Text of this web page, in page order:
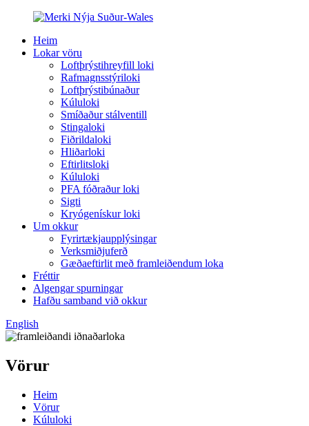
Heim
Lokar vöru
Loftþrýstihreyfill loki
Rafmagnsstýriloki
Loftþrýstibúnaður
Kúluloki
Smíðaður stálventill
Stingaloki
Fiðrildaloki
Hliðarloki
Eftirlitsloki
Kúluloki
PFA fóðraður loki
Sigti
Kryógenískur loki
Um okkur
Fyrirtækjaupplýsingar
Verksmiðjuferð
Gæðaeftirlit með framleiðendum loka
Fréttir
Algengar spurningar
Hafðu samband við okkur
English
Vörur
Heim
Vörur
Kúluloki